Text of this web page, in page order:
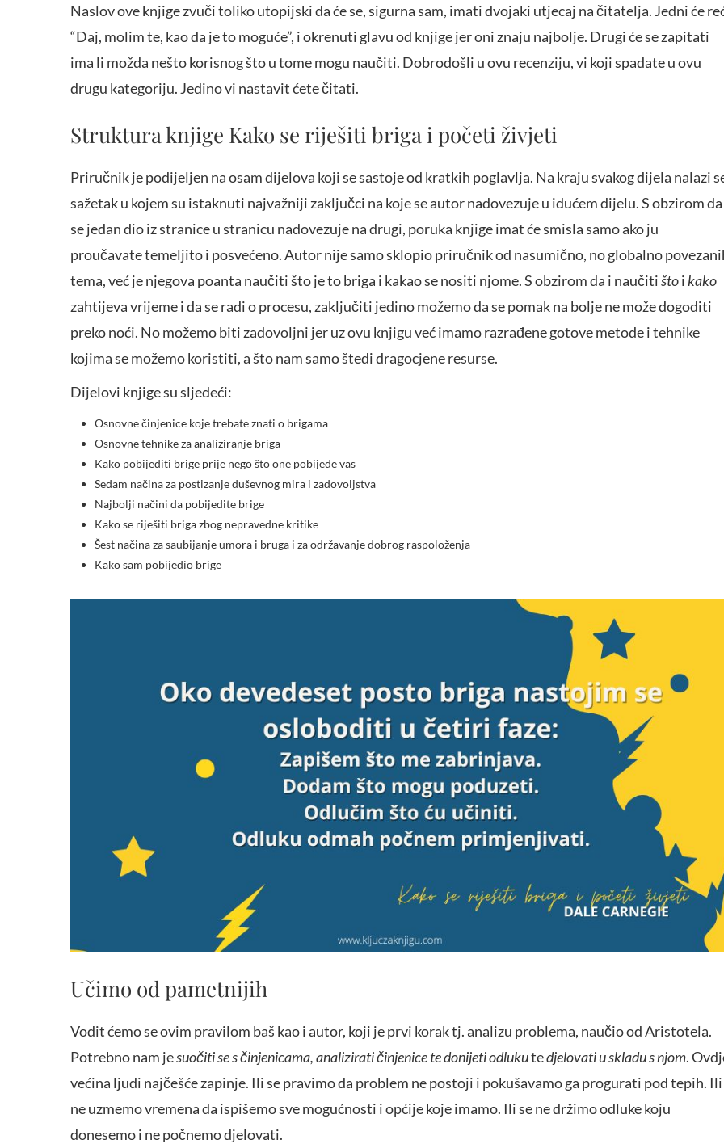
Naslov ove knjige zvuči toliko utopijski da će se, sigurna sam, imati dvojaki utjecaj na čitatelja. Jedni će
“Daj, molim te, kao da je to moguće”, i okrenuti glavu od knjige jer oni znaju najbolje. Drugi će se zapitati
ima li možda nešto korisnog što u tome mogu naučiti. Dobrodošli u ovu recenziju, vi koji spadate u ovu
drugu kategoriju. Jedino vi nastavit ćete čitati.
Struktura knjige Kako se riješiti briga i početi živjeti
Priručnik je podijeljen na osam dijelova koji se sastoje od kratkih poglavlja. Na kraju svakog dijela nalazi
sažetak u kojem su istaknuti najvažniji zaključci na koje se autor nadovezuje u idućem dijelu. S obzirom da
se jedan dio iz stranice u stranicu nadovezuje na drugi, poruka knjige imat će smisla samo ako ju
proučavate temeljito i posvećeno. Autor nije samo sklopio priručnik od nasumično, no globalno
tema, već je njegova poanta naučiti što je to briga i kakao se nositi njome. S obzirom da i naučitištoikako
zahtijeva vrijeme i da se radi o procesu, zaključiti jedino možemo da se pomak na bolje ne može dogoditi
preko noći. No možemo biti zadovoljni jer uz ovu knjigu već imamo razrađene gotove metode i tehnike
kojima se možemo koristiti, a što nam samo štedi dragocjene resurse.
Dijelovi knjige su sljedeći:
Osnovne činjenice koje trebate znati o brigama
Osnovne tehnike za analiziranje briga
Kako pobijediti brige prije nego što one pobijede vas
Sedam načina za postizanje duševnog mira i zadovoljstva
Najbolji načini da pobijedite brige
Kako se riješiti briga zbog nepravedne kritike
Šest načina za saubijanje umora i bruga i za održavanje dobrog raspoloženja
Kako sam pobijedio brige
Učimo od pametnijih
Vodit ćemo se ovim pravilom baš kao i autor, koji je prvi korak tj. analizu problema, naučio od Aristotela.
Potrebno nam jesuočiti se s činjenicama, analizirati činjenice te donijeti odlukutedjelovati u skladu s njom.
većina ljudi najčešće zapinje. Ili se pravimo da problem ne postoji i pokušavamo ga progurati pod tepih. Ili
ne uzmemo vremena da ispišemo sve mogućnosti i općije koje imamo. Ili se ne držimo odluke koju
donesemo i ne počnemo djelovati.